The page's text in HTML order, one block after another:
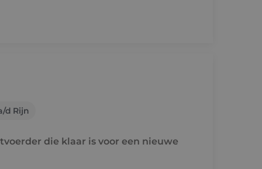
d Rijn
die klaar is voor een nieuwe
op basis van de
algemene
van
toestemming van
betrekking tot
te
is gunstig voor